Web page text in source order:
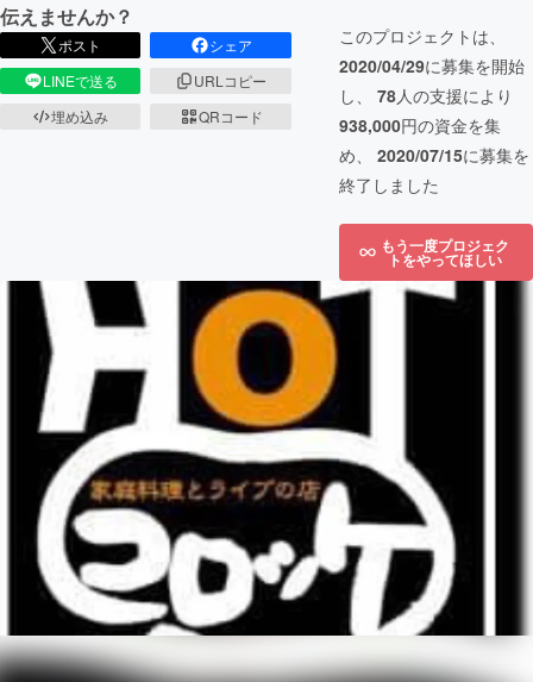
伝えませんか？
ポスト
シェア
LINEで送る
URLコピー
埋め込み
QRコード
このプロジェクトは、
2020/04/29に募集を開始
し、 78人の支援により
938,000円の資金を集
め、 2020/07/15に募集を
終了しました
もう一度プロジェク
トをやってほしい